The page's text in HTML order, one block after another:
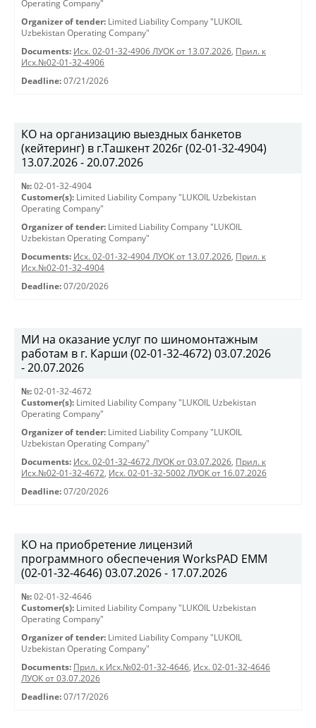
Operating Company"
Organizer of tender: Limited Liability Company "LUKOIL
Uzbekistan Operating Company"
Documents: Исх. 02-01-32-4906 ЛУОК от 13.07.2026, Прил. к
Исх.№02-01-32-4906
Deadline: 07/21/2026
КО на организацию выездных банкетов
(кейтеринг) в г.Ташкент 2026г (02-01-32-4904)
13.07.2026 - 20.07.2026
№: 02-01-32-4904
Customer(s): Limited Liability Company "LUKOIL Uzbekistan
Operating Company"
Organizer of tender: Limited Liability Company "LUKOIL
Uzbekistan Operating Company"
Documents: Исх. 02-01-32-4904 ЛУОК от 13.07.2026, Прил. к
Исх.№02-01-32-4904
Deadline: 07/20/2026
МИ на оказание услуг по шиномонтажным
работам в г. Карши (02-01-32-4672) 03.07.2026
- 20.07.2026
№: 02-01-32-4672
Customer(s): Limited Liability Company "LUKOIL Uzbekistan
Operating Company"
Organizer of tender: Limited Liability Company "LUKOIL
Uzbekistan Operating Company"
Documents: Исх. 02-01-32-4672 ЛУОК от 03.07.2026, Прил. к
Исх.№02-01-32-4672, Исх. 02-01-32-5002 ЛУОК от 16.07.2026
Deadline: 07/20/2026
КО на приобретение лицензий
программного обеспечения WorksPAD EMM
(02-01-32-4646) 03.07.2026 - 17.07.2026
№: 02-01-32-4646
Customer(s): Limited Liability Company "LUKOIL Uzbekistan
Operating Company"
Organizer of tender: Limited Liability Company "LUKOIL
Uzbekistan Operating Company"
Documents: Прил. к Исх.№02-01-32-4646, Исх. 02-01-32-4646
ЛУОК от 03.07.2026
Deadline: 07/17/2026